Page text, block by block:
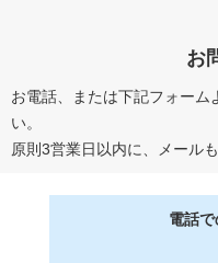
お
お電話、または下記フォーム
い。
原則3営業日以内に、メール
電話